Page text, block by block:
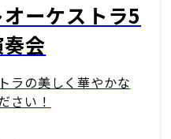
ーケストラ5
会
ラの美しく華やかな
さい！